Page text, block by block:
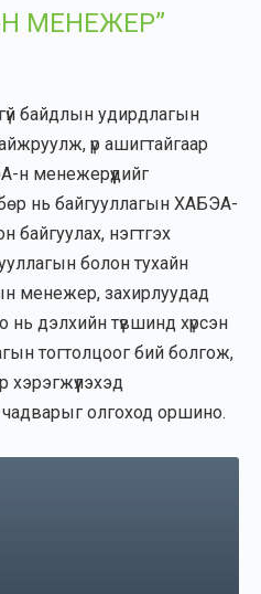
Н МЕНЕЖЕР”
байдлын удирдлагын
үр ашигтайгаар
н менежерүүдийг
нь байгууллагын ХАБЭА-
байгуулах, нэгтгэх
болон тухайн
менежер, захирлуудад
нь дэлхийн түвшинд хүрсэн
тогтолцоог бий болгож,
олгоход оршино.